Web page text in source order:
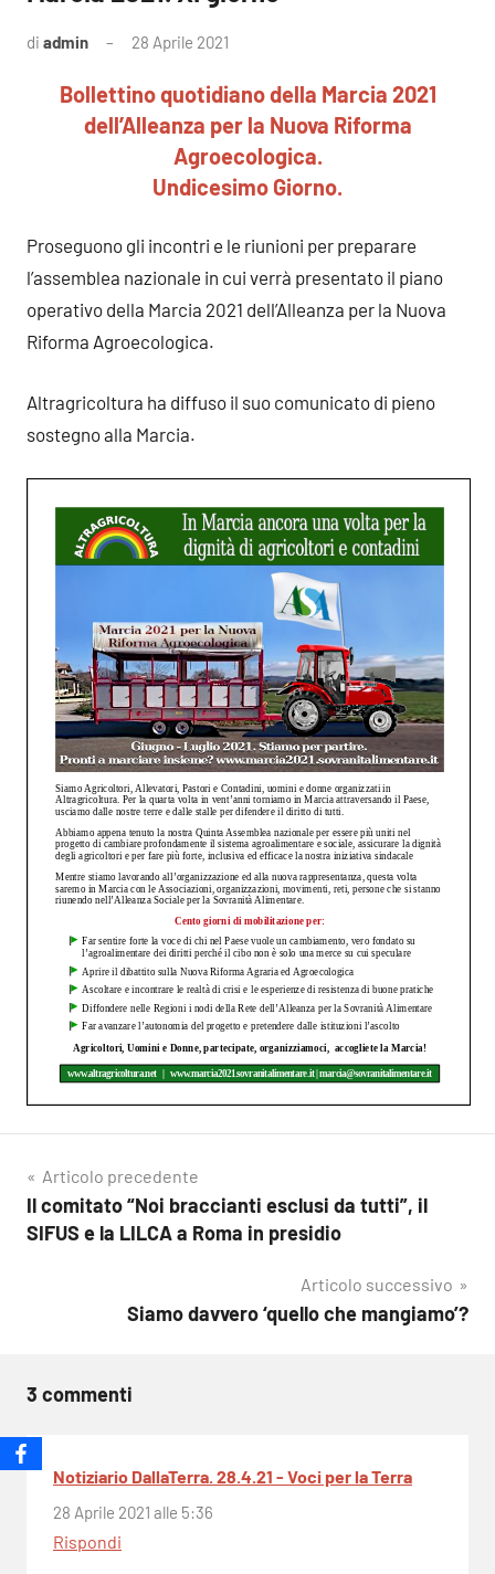
di admin 28 Aprile 2021
Bollettino quotidiano della Marcia 2021
dell’Alleanza per la Nuova Riforma
Agroecologica.
Undicesimo Giorno.
Proseguono gli incontri e le riunioni per preparare
l’assemblea nazionale in cui verrà presentato il piano
operativo della Marcia 2021 dell’Alleanza per la Nuova
Riforma Agroecologica.
Altragricoltura ha diffuso il suo comunicato di pieno
sostegno alla Marcia.
Navigazione
articoli
Articolo precedente
Il comitato “Noi braccianti esclusi da tutti”, il
SIFUS e la LILCA a Roma in presidio
Articolo successivo
Siamo davvero ‘quello che mangiamo’?
3 commenti
Notiziario DallaTerra. 28.4.21 - Voci per la Terra
28 Aprile 2021 alle 5:36
Rispondi